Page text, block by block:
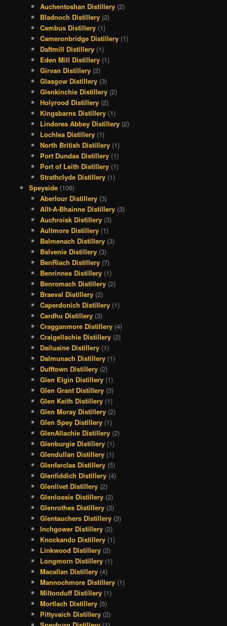
Auchentoshan Distillery (2)
Bladnoch Distillery (2)
Cambus Distillery (1)
Cameronbridge Distillery (1)
Daftmill Distillery (1)
Eden Mill Distillery (1)
Girvan Distillery (2)
Glasgow Distillery (3)
Glenkinchie Distillery (2)
Holyrood Distillery (2)
Kingsbarns Distillery (1)
Lindores Abbey Distillery (2)
Lochlea Distillery (1)
North British Distillery (1)
Port Dundas Distillery (1)
Port of Leith Distillery (1)
Strathclyde Distillery (1)
Speyside(106)
Aberlour Distillery (3)
Allt-A-Bhainne Distillery (3)
Auchroisk Distillery (3)
Aultmore Distillery (1)
Balmenach Distillery (3)
Balvenie Distillery (3)
BenRiach Distillery (7)
Benrinnes Distillery (1)
Benromach Distillery (2)
Braeval Distillery (2)
Caperdonich Distillery (1)
Cardhu Distillery (3)
Cragganmore Distillery (4)
Craigellachie Distillery (2)
Dailuaine Distillery (1)
Dalmunach Distillery (1)
Dufftown Distillery (2)
Glen Elgin Distillery (1)
Glen Grant Distillery (3)
Glen Keith Distillery (1)
Glen Moray Distillery (2)
Glen Spey Distillery (1)
GlenAllachie Distillery (2)
Glenburgie Distillery (1)
Glendullan Distillery (1)
Glenfarclas Distillery (5)
Glenfiddich Distillery (4)
Glenlivet Distillery (2)
Glenlossie Distillery (2)
Glenrothes Distillery (3)
Glentauchers Distillery (3)
Inchgower Distillery (2)
Knockando Distillery (1)
Linkwood Distillery (2)
Longmorn Distillery (1)
Macallan Distillery (4)
Mannochmore Distillery (1)
Miltonduff Distillery (1)
Mortlach Distillery (5)
Pittyvaich Distillery (2)